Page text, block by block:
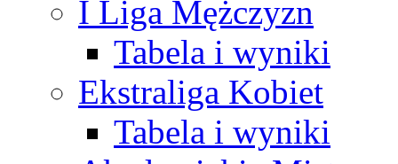
I Liga Mężczyzn
Tabela i wyniki
Ekstraliga Kobiet
Tabela i wyniki